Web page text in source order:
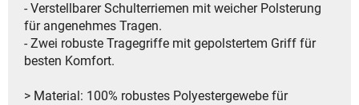
- Verstellbarer Schulterriemen mit weicher Polsterung
für angenehmes Tragen.
- Zwei robuste Tragegriffe mit gepolstertem Griff für
besten Komfort.
> Material: 100% robustes Polyestergewebe für